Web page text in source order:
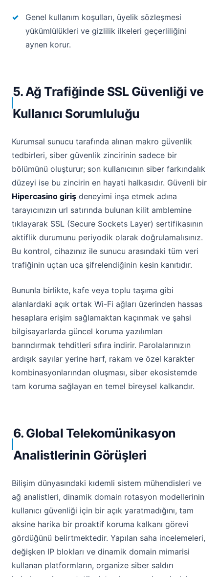
Genel kullanım koşulları, üyelik sözleşmesi
yükümlülükleri ve gizlilik ilkeleri geçerliliğini
aynen korur.
5. Ağ Trafiğinde SSL Güvenliği ve
Kullanıcı Sorumluluğu
Kurumsal sunucu tarafında alınan makro güvenlik
tedbirleri, siber güvenlik zincirinin sadece bir
bölümünü oluşturur; son kullanıcının siber farkındalık
düzeyi ise bu zincirin en hayati halkasıdır. Güvenli bir
Hipercasino giriş deneyimi inşa etmek adına
tarayıcınızın url satırında bulunan kilit amblemine
tıklayarak SSL (Secure Sockets Layer) sertifikasının
aktiflik durumunu periyodik olarak doğrulamalısınız.
Bu kontrol, cihazınız ile sunucu arasındaki tüm veri
trafiğinin uçtan uca şifrelendiğinin kesin kanıtıdır.
Bununla birlikte, kafe veya toplu taşıma gibi
alanlardaki açık ortak Wi-Fi ağları üzerinden hassas
hesaplara erişim sağlamaktan kaçınmak ve şahsi
bilgisayarlarda güncel koruma yazılımları
barındırmak tehditleri sıfıra indirir. Parolalarınızın
ardışık sayılar yerine harf, rakam ve özel karakter
kombinasyonlarından oluşması, siber ekosistemde
tam koruma sağlayan en temel bireysel kalkandır.
6. Global Telekomünikasyon
Analistlerinin Görüşleri
Bilişim dünyasındaki kıdemli sistem mühendisleri ve
ağ analistleri, dinamik domain rotasyon modellerinin
kullanıcı güvenliği için bir açık yaratmadığını, tam
aksine harika bir proaktif koruma kalkanı görevi
gördüğünü belirtmektedir. Yapılan saha incelemeleri,
değişken IP blokları ve dinamik domain mimarisi
kullanan platformların, organize siber saldırı